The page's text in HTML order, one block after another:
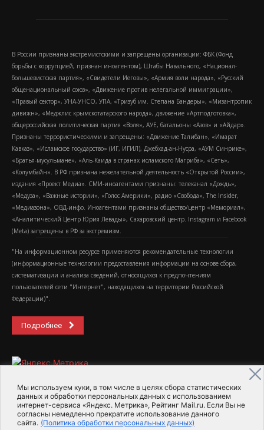
Мы используем куки, в том числе в целях сбора статистических
данных и обработки персональных данных с использованием
интернет-сервиса «Яндекс. Метрика», Рейтинг Mail.ru. Если Вы не
согласны немедленно прекратите использование данного
сайта. (Политика обработки персональных данных)
В России признаны экстремистскими и запрещены организации: ФБК (Фонд
борьбы с коррупцией, признан иноагентом), Штабы Навального, «Национал-
большевистская партия», «Свидетели Иеговы», «Армия воли народа», «Русский
общенациональный союз», «Движение против нелегальной иммиграции»,
«Правый сектор», УНА-УНСО, УПА, «Тризуб им. Степана Бандеры», «Мизантропик
дивижн», «Меджлис крымскотатарского народа», движение «Артподготовка»,
общероссийская политическая партия «Воля», АУЕ, батальоны «Азов» и «Айдар».
Признаны террористическими и запрещены: «Движение Талибан», «Имарат
Кавказ», «Исламское государство» (ИГ, ИГИЛ), Джебхад-ан-Нусра, «АУМ Синрике»,
«Братья-мусульмане», «Аль-Каида в странах исламского Магриба», «Сеть»,
«Колумбайн». В РФ признана нежелательной деятельность «Открытой России»,
издания «Проект Медиа». СМИ-иноагентами признаны: телеканал «Дождь»,
«Медуза», «Важные истории», «Голос Америки», радио «Свобода», The Insider,
«Медиазона», ОВД-инфо. Иноагентами признаны общество/центр «Мемориал»,
«Аналитический Центр Юрия Левады», Сахаровский центр. Instagram и Facebook
(Metа) запрещены в РФ за экстремизм.
"На информационном ресурсе применяются рекомендательные технологии
(информационные технологии предоставления информации на основе сбора,
систематизации и анализа сведений, относящихся к предпочтениям
пользователей сети "Интернет", находящихся на территории Российской
Федерации)".
Подробнее
2015-2026- Информационное агентство МедиаПоток